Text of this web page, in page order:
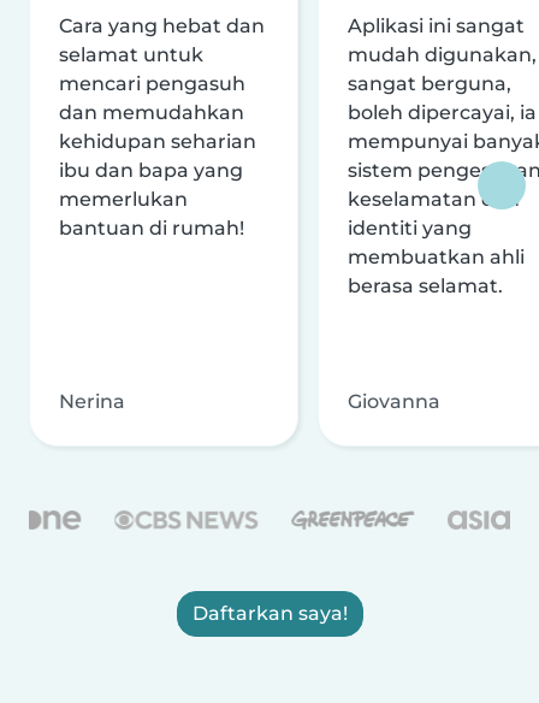
Cara yang hebat dan
selamat untuk
mencari pengasuh
dan memudahkan
kehidupan seharian
ibu dan bapa yang
memerlukan
bantuan di rumah!
Nerina
Aplikasi ini sangat
mudah digunakan,
sangat berguna,
boleh dipercayai, ia
mempunyai
sistem
keselamatan dan
identiti yang
membuatkan ahli
berasa selamat.
Giovanna
Daftarkan saya!